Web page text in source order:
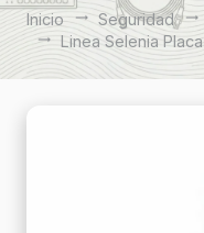
Inicio trending_flat Seguridad trending_flat
trending_flat Linea Selenia